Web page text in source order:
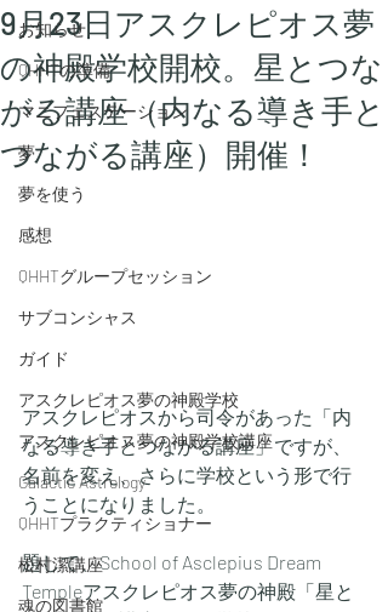
お知らせ
QHHTの準備
マニフェステーション
夢
夢を使う
感想
QHHTグループセッション
サブコンシャス
ガイド
アスクレピオス夢の神殿学校
アスクレピオス夢の神殿学校講座
Galactic Astrology
QHHTプラクティショナー
松村潔講座
魂の図書館
9月23日アスクレピオス夢
の神殿学校開校。星とつな
がる講座（内なる導き手と
つながる講座）開催！
アスクレピオスから司令があった「内
なる導き手とつながる講座」ですが、
名前を変え、さらに学校という形で行
うことになりました。
題して、School of Asclepius Dream
Templeアスクレピオス夢の神殿「星と